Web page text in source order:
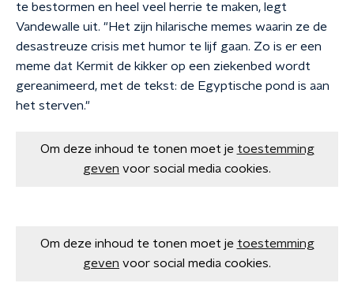
te bestormen en heel veel herrie te maken, legt
Vandewalle uit. "Het zijn hilarische memes waarin ze de
desastreuze crisis met humor te lijf gaan. Zo is er een
meme dat Kermit de kikker op een ziekenbed wordt
gereanimeerd, met de tekst: de Egyptische pond is aan
het sterven."
Om deze inhoud te tonen moet je toestemming
geven voor social media cookies.
Om deze inhoud te tonen moet je toestemming
geven voor social media cookies.